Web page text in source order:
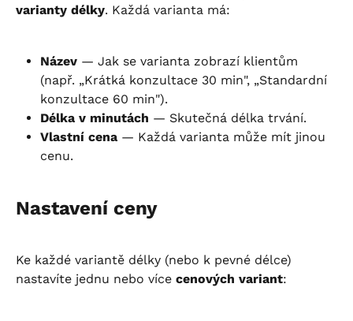
varianty délky. Každá varianta má:
Název — Jak se varianta zobrazí klientům
(např. „Krátká konzultace 30 min", „Standardní
konzultace 60 min").
Délka v minutách — Skutečná délka trvání.
Vlastní cena — Každá varianta může mít jinou
cenu.
Nastavení ceny
Ke každé variantě délky (nebo k pevné délce)
nastavíte jednu nebo více cenových variant: